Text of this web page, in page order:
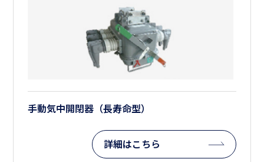
手動気中開閉器（長寿命型）
詳細はこちら